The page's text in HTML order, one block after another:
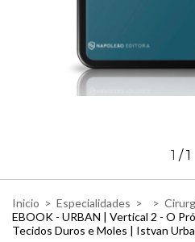
1 /1
Inicio > Especialidades > >
EBOOK - URBAN | Vertical 2 - O
Tecidos Duros e Moles | Istvan